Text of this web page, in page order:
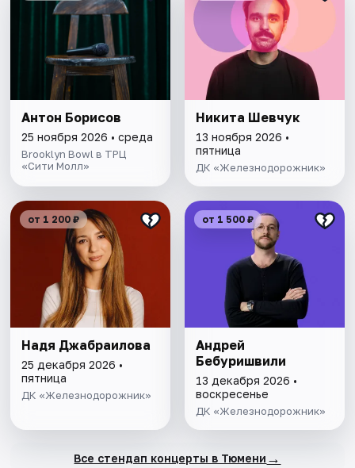
Антон Борисов
25 ноября 2026 • среда
Brooklyn Bowl в ТРЦ
«Сити Молл»
Никита Шевчук
13 ноября 2026 •
пятница
ДК «Железнодорожник»
от 1 200 ₽
Надя Джабраилова
25 декабря 2026 •
пятница
ДК «Железнодорожник»
от 1 500 ₽
Андрей
Бебуришвили
13 декабря 2026 •
воскресенье
ДК «Железнодорожник»
Все стендап концерты в Тюмени →